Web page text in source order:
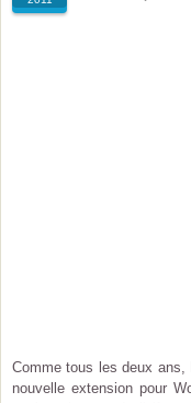
Comme tous les deux ans,
nouvelle extension pour